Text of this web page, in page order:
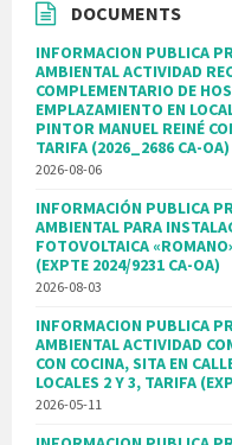
DOCUMENTS
INFORMACION PUBLICA
AMBIENTAL ACTIVIDAD
COMPLEMENTARIO DE
EMPLAZAMIENTO EN
PINTOR MANUEL REINÉ
TARIFA (2026_2686 CA-OA)
2026-08-06
INFORMACIÓN PUBLICA
AMBIENTAL PARA
FOTOVOLTAICA
(EXPTE 2024/9231 CA-OA)
2026-08-03
INFORMACION PUBLICA
AMBIENTAL ACTIVIDAD
CON COCINA, SITA EN
LOCALES 2 Y 3, TARIFA
2026-05-11